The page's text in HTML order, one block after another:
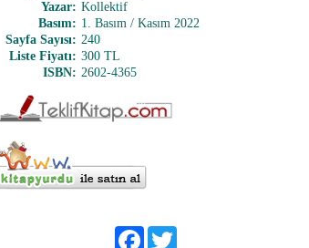
Yazar: Kollektif
Basım: 1. Basım / Kasım 2022
Sayfa Sayısı: 240
Liste Fiyatı: 300 TL
ISBN: 2602-4365
Facebook